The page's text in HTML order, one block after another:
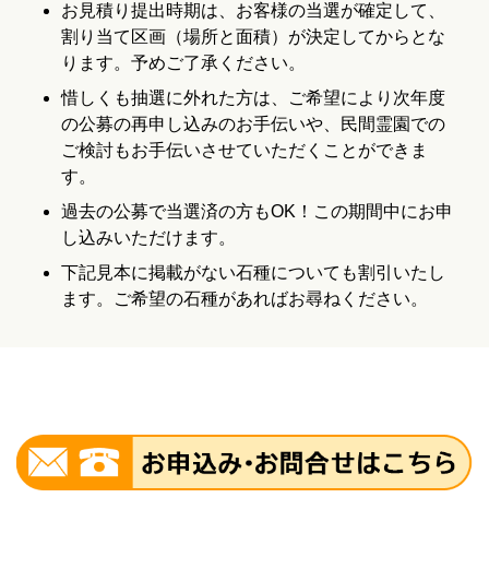
お見積り提出時期は、お客様の当選が確定して、
割り当て区画（場所と面積）が決定してからとな
ります。予めご了承ください。
惜しくも抽選に外れた方は、ご希望により次年度
の公募の再申し込みのお手伝いや、民間霊園での
ご検討もお手伝いさせていただくことができま
す。
過去の公募で当選済の方もOK！この期間中にお申
し込みいただけます。
下記見本に掲載がない石種についても割引いたし
ます。ご希望の石種があればお尋ねください。